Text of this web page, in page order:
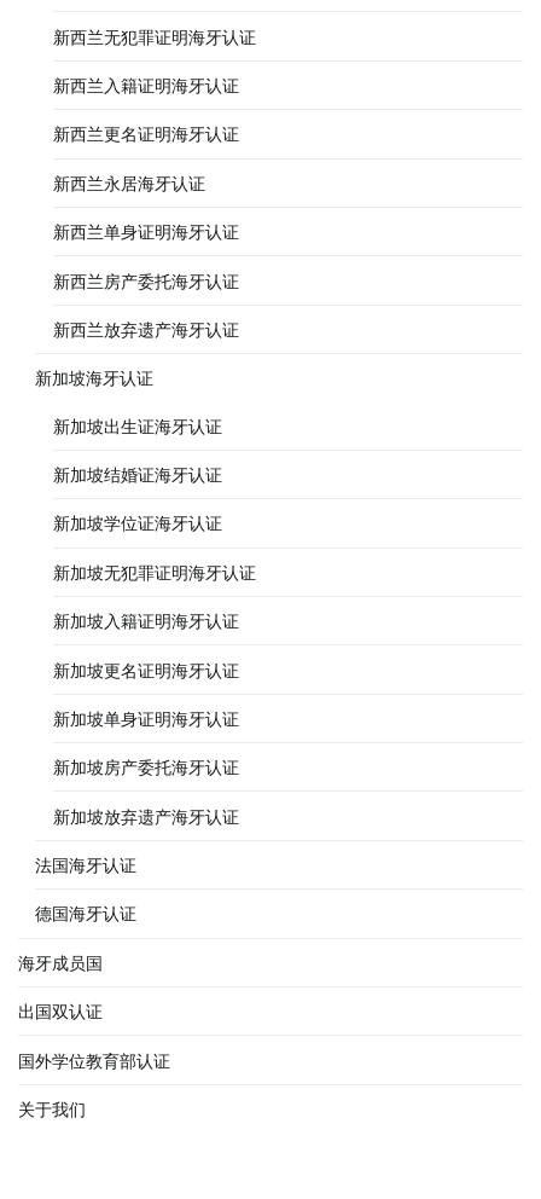
新西兰无犯罪证明海牙认证
新西兰入籍证明海牙认证
新西兰更名证明海牙认证
新西兰永居海牙认证
新西兰单身证明海牙认证
新西兰房产委托海牙认证
新西兰放弃遗产海牙认证
新加坡海牙认证
新加坡出生证海牙认证
新加坡结婚证海牙认证
新加坡学位证海牙认证
新加坡无犯罪证明海牙认证
新加坡入籍证明海牙认证
新加坡更名证明海牙认证
新加坡单身证明海牙认证
新加坡房产委托海牙认证
新加坡放弃遗产海牙认证
法国海牙认证
德国海牙认证
海牙成员国
出国双认证
国外学位教育部认证
关于我们